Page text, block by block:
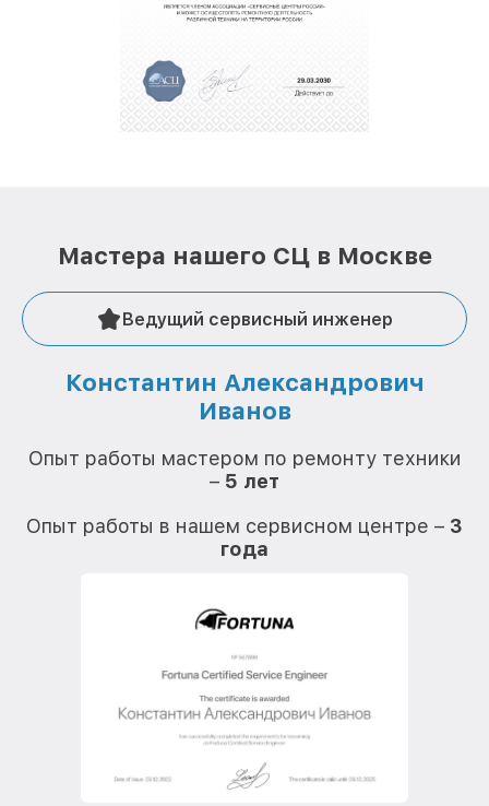
полной сохранности и бесплатно.
положительные отзывы и обрели отличную
репутацию. Мы постоянно совершенствуемся и
Мастера нашего СЦ в Москве
Ведущий сервисный инженер
Константин Александрович
Иванов
Опыт работы мастером по ремонту техники
– 5 лет
Опыт работы в нашем сервисном центре – 3
года